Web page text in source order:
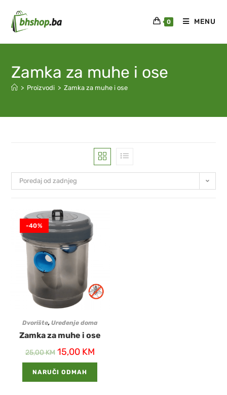
0 MENU
Zamka za muhe i ose
> Proizvodi > Zamka za muhe i ose
Poredaj od zadnjeg
-40%
Dvorište, Uređenje doma
Zamka za muhe i ose
25,00KM 15,00 KM
NARUČI ODMAH